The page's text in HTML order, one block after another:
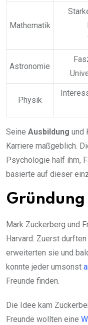
Mathematik
Astronomie
Physik
Seine Ausbildung und
Karriere maßgeblich.
Psychologie half ihm,
basierte auf dieser
Gründung
Mark Zuckerberg und
Harvard. Zuerst
erweiterten sie und
konnte jeder umsonst
Freunde finden.
Die Idee kam
Freunde wollten eine